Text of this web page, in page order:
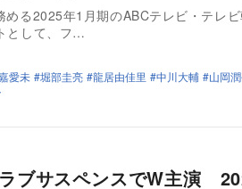
る2025年1月期のABCテレビ・テレ
として、フ…
愛未 堀部圭亮 龍居由佳里 中川大輔
山岡
ブサスペンスでW主演